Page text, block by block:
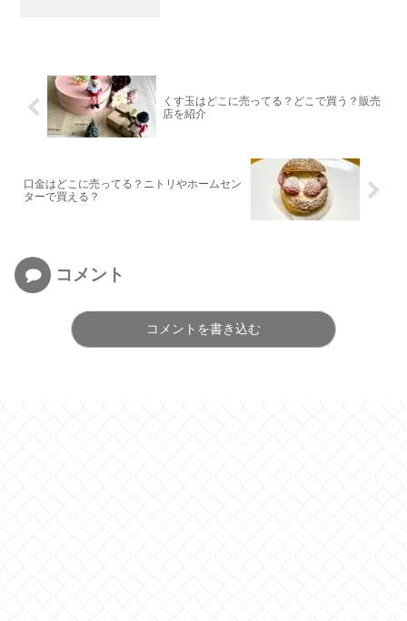
くす玉はどこに売ってる？どこで買う？販売
店を紹介
口金はどこに売ってる？ニトリやホームセン
ターで買える？
コメント
コメントを書き込む